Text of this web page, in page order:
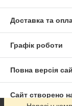
Доставка та
Графік роботи
Повна версія
Сайт створено